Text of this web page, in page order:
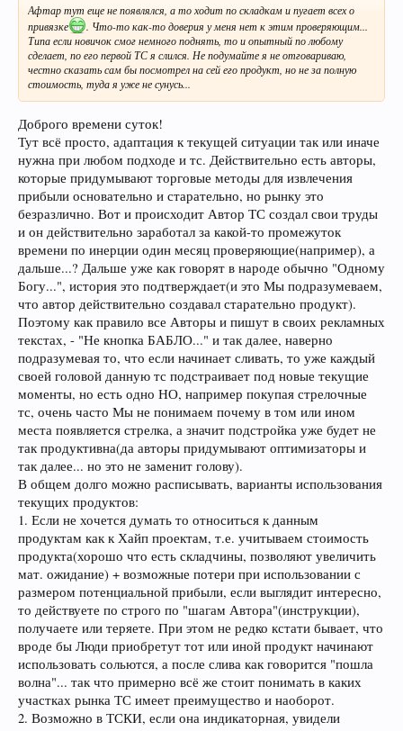
Афтар тут еще не появлялся, а то ходит по складкам и пугает всех о
привязке
. Что-то как-то доверия у меня нет к этим проверяющим...
Типа если новичок смог немного поднять, то и опытный по любому
сделает, по его первой ТС я слился. Не подумайте я не отговариваю,
честно сказать сам бы посмотрел на сей его продукт, но не за полную
стоимость, туда я уже не сунусь...
Доброго времени суток!
Тут всё просто, адаптация к текущей ситуации так или иначе
нужна при любом подходе и тс. Действительно есть авторы,
которые придумывают торговые методы для извлечения
прибыли основательно и старательно, но рынку это
безразлично. Вот и происходит Автор ТС создал свои труды
и он действительно заработал за какой-то промежуток
времени по инерции один месяц проверяющие(например), а
дальше...? Дальше уже как говорят в народе обычно "Одному
Богу...", история это подтверждает(и это Мы подразумеваем,
что автор действительно создавал старательно продукт).
Поэтому как правило все Авторы и пишут в своих рекламных
текстах, - "Не кнопка БАБЛО..." и так далее, наверно
подразумевая то, что если начинает сливать, то уже каждый
своей головой данную тс подстраивает под новые текущие
моменты, но есть одно НО, например покупая стрелочные
тс, очень часто Мы не понимаем почему в том или ином
места появляется стрелка, а значит подстройка уже будет не
так продуктивна(да авторы придумывают оптимизаторы и
так далее... но это не заменит голову).
В общем долго можно расписывать, варианты использования
текущих продуктов:
1. Если не хочется думать то относиться к данным
продуктам как к Хайп проектам, т.е. учитываем стоимость
продукта(хорошо что есть складчины, позволяют увеличить
мат. ожидание) + возможные потери при использовании с
размером потенциальной прибыли, если выглядит интересно,
то действуете по строго по "шагам Автора"(инструкции),
получаете или теряете. При этом не редко кстати бывает, что
вроде бы Люди приобретут тот или иной продукт начинают
использовать сольются, а после слива как говорится "пошла
волна"... так что примерно всё же стоит понимать в каких
участках рынка ТС имеет преимущество и наоборот.
2. Возможно в ТСКИ, если она индикаторная, увидели